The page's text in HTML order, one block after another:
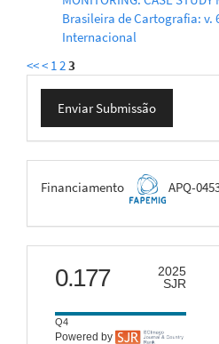
Brasileira de Cartografia: v.
Internacional
<<< 1 23
Enviar
Submissão
Enviar Submissão
FAPEMIG
Financiamento APQ-
scimago
0.177
2025
SJR
Q4
Powered by